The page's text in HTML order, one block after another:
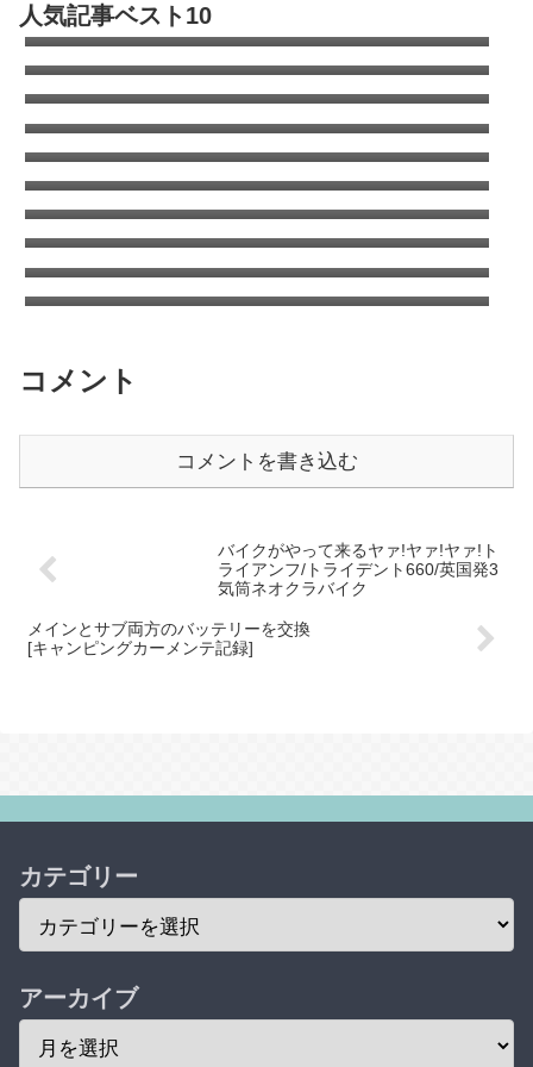
人気記事ベスト10
Partsfan！カムロードもあるよ
キャンピングカーのオールペン全容｜キャブ
コン全塗の費用は?
カムロードのタイヤはこれで決まり！デイブ
レイクのタイヤ交換
エアコン室外機がタイヤを劣化させる！オゾ
ンクラッキング
キャンピングカーの清水タンクを清掃（塩素
について考える）
コロナのウインドエアコンをキャンピングカ
ーに取り付け
ANAワイドゴールドVISA/MASTERはSFCに
切り替えても年会費追加徴収はなし
ANA国内線システムリニューアルでちょっと
得した話
タイヤをミシュランAGILISキャンピングに交
換 | キャンピングカーの乗り心地を改善する
方法
日本もここまで来たか車中泊は危険がいっぱ
い？
コメント
コメントを書き込む
バイクがやって来るヤァ!ヤァ!ヤァ!ト
ライアンフ/トライデント660/英国発3
気筒ネオクラバイク
メインとサブ両方のバッテリーを交換
[キャンピングカーメンテ記録]
カテゴリー
アーカイブ